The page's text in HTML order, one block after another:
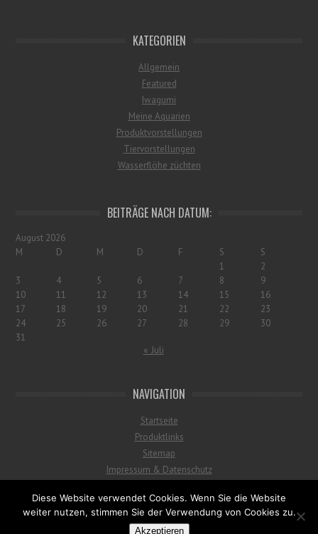
KATEGORIEN
Allgemein
Featured
Iwagumi
Meine Aquarien
Produktvorstellungen
Tiervorstellungen
Wasserflöhe züchten
BEITRÄGE NACH DATUM:
August 2026
M
D M D F S
S
1
2
3
4 5 6 7 8
9
10
11 12 13 14 15
16
17
18 19 20 21 22
23
24
25 26 27 28 29
30
31
« Juli
NAVIGATION
Startseite
Produktlinks
Sitemap
Impressum & Datenschutz
© 2026 Goldene Aquariumzeiten
Diese Website verwendet Cookies. Wenn Sie die Website
weiter nutzen, stimmen Sie der Verwendung von Cookies zu.
Akzeptieren